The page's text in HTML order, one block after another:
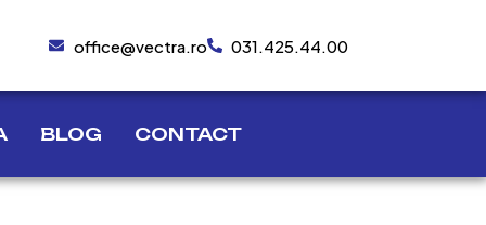
office@vectra.ro 031.425.44.00
BLOG CONTACT